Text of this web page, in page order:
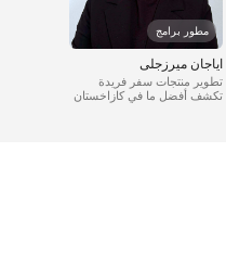
مطور برامج
تطوير منتجات سفر فريدة
تكشف أفضل ما في كازاخستان
اياجان ميرزجلى